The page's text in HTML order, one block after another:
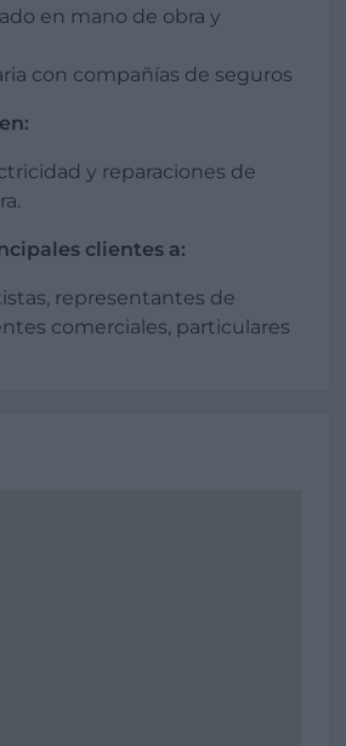
en mano de obra y
con compañías de seguros
y reparaciones de
clientes a:
representantes de
comerciales, particulares